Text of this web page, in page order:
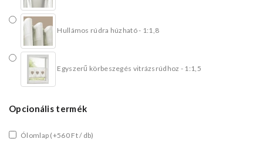
Hullámos rúdra húzható - 1:1,8
Egyszerű körbeszegés vitrázsrúdhoz - 1:1,5
Opcionális termék
Ólomlap (+560 Ft / db)